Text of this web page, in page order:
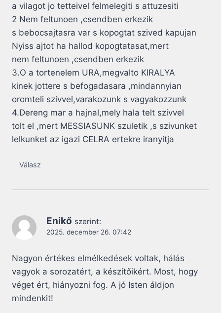
a vilagot jo tetteivel felmelegiti s attuzesiti
2 Nem feltunoen ,csendben erkezik
s bebocsajtasra var s kopogtat szived kapujan
Nyiss ajtot ha hallod kopogtatasat,mert
nem feltunoen ,csendben erkezik
3.O a tortenelem URA,megvalto KIRALYA
kinek jottere s befogadasara ,mindannyian
oromteli szivvel,varakozunk s vagyakozzunk
4.Dereng mar a hajnal,mely hala telt szivvel
tolt el ,mert MESSIASUNK szuletik ,s szivunket
lelkunket az igazi CELRA ertekre iranyitja
Válasz
Enikő szerint:
2025. december 26. 07:42
Nagyon értékes elmélkedések voltak, hálás
vagyok a sorozatért, a készítőikért. Most, hogy
véget ért, hiányozni fog. A jó Isten áldjon
mindenkit!